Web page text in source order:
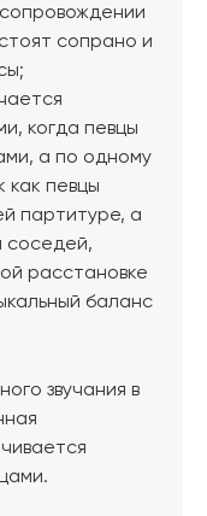
сопрано и
когда певцы
а по одному
как певцы
партитуре, а
соседей,
расстановке
баланс
звучания в